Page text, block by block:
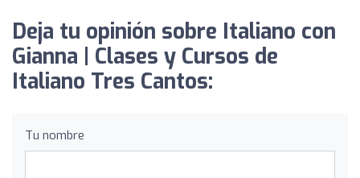
Deja tu opinión sobre Italiano con
Gianna | Clases y Cursos de
Italiano Tres Cantos:
Tu nombre